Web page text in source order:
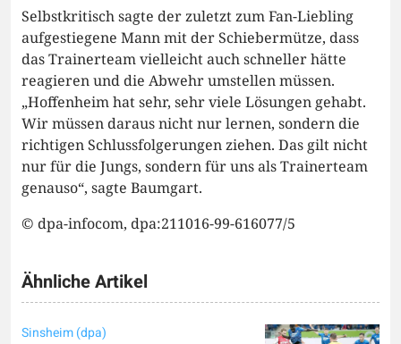
Selbstkritisch sagte der zuletzt zum Fan-Liebling
aufgestiegene Mann mit der Schiebermütze, dass
das Trainerteam vielleicht auch schneller hätte
reagieren und die Abwehr umstellen müssen.
„Hoffenheim hat sehr, sehr viele Lösungen gehabt.
Wir müssen daraus nicht nur lernen, sondern die
richtigen Schlussfolgerungen ziehen. Das gilt nicht
nur für die Jungs, sondern für uns als Trainerteam
genauso“, sagte Baumgart.
© dpa-infocom, dpa:211016-99-616077/5
Ähnliche Artikel
Sinsheim (dpa)